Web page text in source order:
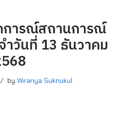
การณ์สถานการณ์
ำวันที่ 13 ธันวาคม
by Wiranya Suknukul